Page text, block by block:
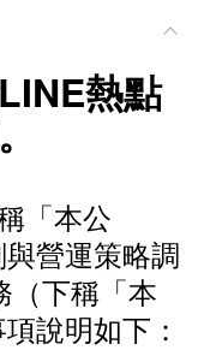
熱點
「本公
營運策略調
（下稱「本
說明如下：